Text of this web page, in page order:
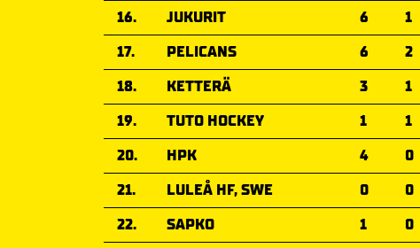
16.
JUKURIT 6 1
17.
PELICANS 6 2
18.
KETTERÄ 3 1
19.
TUTO HOCKEY 1 1
20.
HPK 4 0
21.
LULEÅ HF, SWE 0 0
22.
SAPKO 1 0